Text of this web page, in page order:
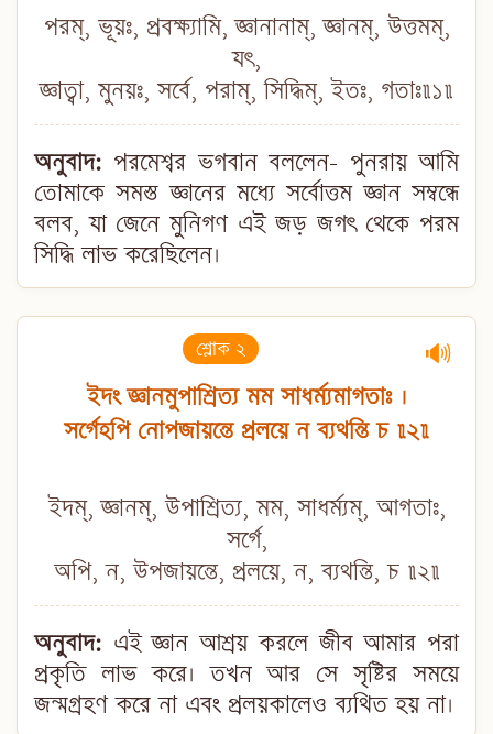
পরম্, ভূয়ঃ, প্রবক্ষ্যামি, জ্ঞানানাম্, জ্ঞানম্, উত্তমম্,
যৎ,
জ্ঞাত্বা, মুনয়ঃ, সর্বে, পরাম্, সিদ্ধিম্, ইতঃ, গতাঃ॥১॥
অনুবাদ: পরমেশ্বর ভগবান বললেন- পুনরায় আমি
তোমাকে সমস্ত জ্ঞানের মধ্যে সর্বোত্তম জ্ঞান সম্বন্ধে
বলব, যা জেনে মুনিগণ এই জড় জগৎ থেকে পরম
সিদ্ধি লাভ করেছিলেন।
শ্লোক ২ 🔊
ইদং জ্ঞানমুপাশ্রিত্য মম সাধর্ম্যমাগতাঃ ।
সর্গেহপি নোপজায়ন্তে প্রলয়ে ন ব্যথন্তি চ ॥২॥
ইদম্, জ্ঞানম্, উপাশ্রিত্য, মম, সাধর্ম্যম্, আগতাঃ,
সর্গে,
অপি, ন, উপজায়ন্তে, প্রলয়ে, ন, ব্যথন্তি, চ ॥২॥
অনুবাদ: এই জ্ঞান আশ্রয় করলে জীব আমার পরা
প্রকৃতি লাভ করে। তখন আর সে সৃষ্টির সময়ে
জন্মগ্রহণ করে না এবং প্রলয়কালেও ব্যথিত হয় না।